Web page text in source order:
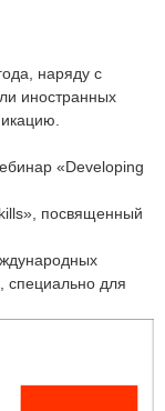
наряду с
иностранных
«Developing
посвященный
специально для